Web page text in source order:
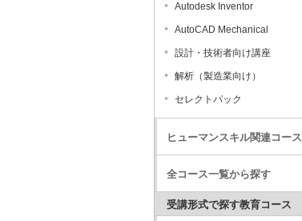
Autodesk Inventor
AutoCAD Mechanical
設計・技術者向け講座
解析（製造業向け）
セレクトパック
ヒューマンスキル関連コース
全コース一覧から探す
受講形式で探す教育コース